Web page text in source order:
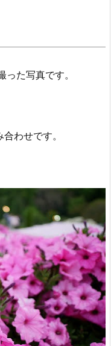
た写真です。
わせです。